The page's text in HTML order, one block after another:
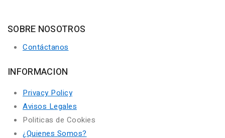
SOBRE NOSOTROS
Contáctanos
INFORMACION
Privacy Policy
Avisos Legales
Politicas de Cookies
¿Quienes Somos?